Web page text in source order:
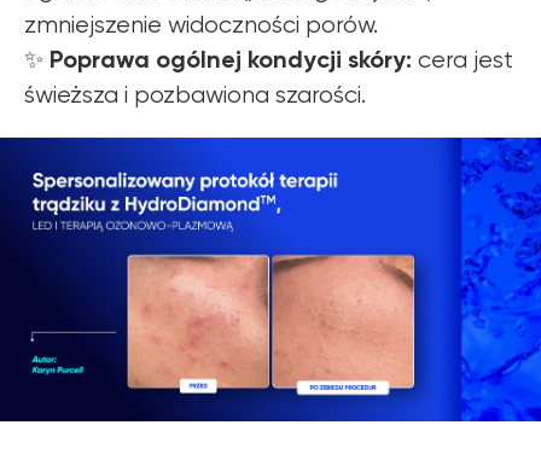
zmniejszenie widoczności porów.
✨ Poprawa ogólnej kondycji skóry: cera jest
świeższa i pozbawiona szarości.